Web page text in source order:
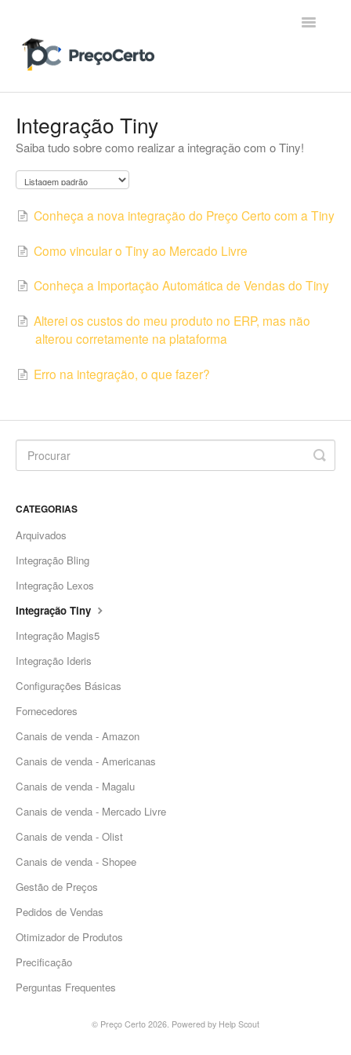
Toggle
Integração Tiny
Saiba tudo sobre como realizar a integração com o Tiny!
Conheça a nova integração do Preço Certo com a Tiny
Como vincular o Tiny ao Mercado Livre
Conheça a Importação Automática de Vendas do Tiny
Alterei os custos do meu produto no ERP, mas não
alterou corretamente na plataforma
Erro na integração, o que fazer?
CATEGORIAS
Arquivados
Integração Bling
Integração Lexos
Integração Tiny
Integração Magis5
Integração Ideris
Configurações Básicas
Fornecedores
Canais de venda - Amazon
Canais de venda - Americanas
Canais de venda - Magalu
Canais de venda - Mercado Livre
Canais de venda - Olist
Canais de venda - Shopee
Gestão de Preços
Pedidos de Vendas
Otimizador de Produtos
Precificação
Perguntas Frequentes
© Preço Certo 2026. Powered by Help Scout